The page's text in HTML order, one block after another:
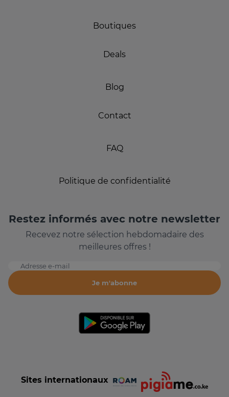
Boutiques
Deals
Blog
Contact
FAQ
Politique de confidentialité
Restez informés avec notre newsletter
Recevez notre sélection hebdomadaire des
meilleures offres !
Adresse e-mail
Je m'abonne
Sites internationaux